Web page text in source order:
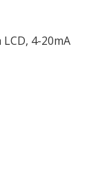
4-20mA